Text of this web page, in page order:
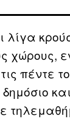
χώρους,
πέντε